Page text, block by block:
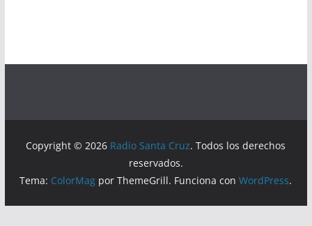
Copyright © 2026 Radio Santa Cruz. Todos los derechos
reservados.
Tema: ColorMag por ThemeGrill. Funciona conWordPress.